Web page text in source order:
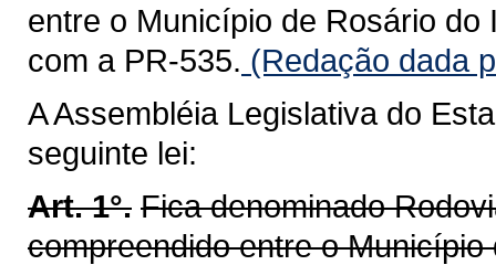
entre o Município de Rosário
com a PR-535. (Redação dada
A Assembléia Legislativa do
seguinte lei:
Art. 1°. Fica denominado
compreendido entre o